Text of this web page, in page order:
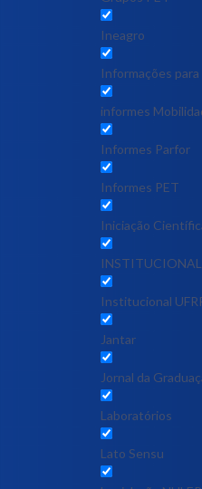
Ineagro
Informações
informes
Informes Parfor
Informes PET
Iniciação
INSTITUCIONAL
Institucional
Jantar
Jornal da
Laboratórios
Lato Sensu